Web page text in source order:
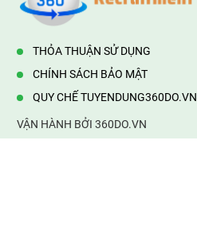
THỎA THUẬN SỬ DỤNG
CHÍNH SÁCH BẢO MẬT
QUY CHẾ TUYENDUNG360DO.VN
VẬN HÀNH BỞI 360DO.VN